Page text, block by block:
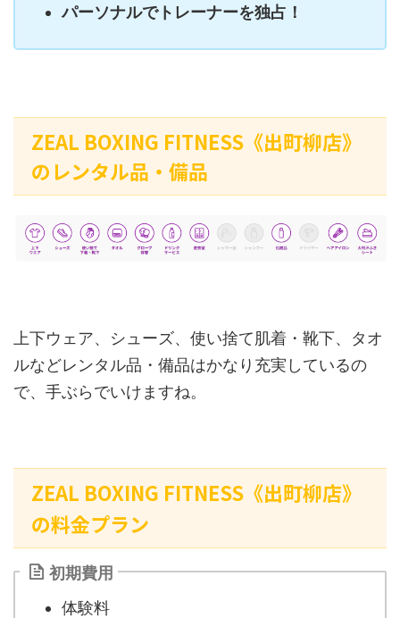
パーソナルでトレーナーを独占！
ZEAL BOXING FITNESS《出町柳店》
のレンタル品・備品
上下ウェア、シューズ、使い捨て肌着・靴下、タオ
ルなどレンタル品・備品はかなり充実しているの
で、手ぶらでいけますね。
ZEAL BOXING FITNESS《出町柳店》
の料金プラン
初期費用
体験料